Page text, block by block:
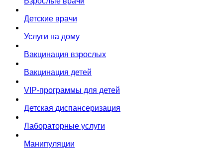
Детские врачи
Услуги на дому
Вакцинация взрослых
Вакцинация детей
VIP-программы для детей
Детская диспансеризация
Лабораторные услуги
Манипуляции